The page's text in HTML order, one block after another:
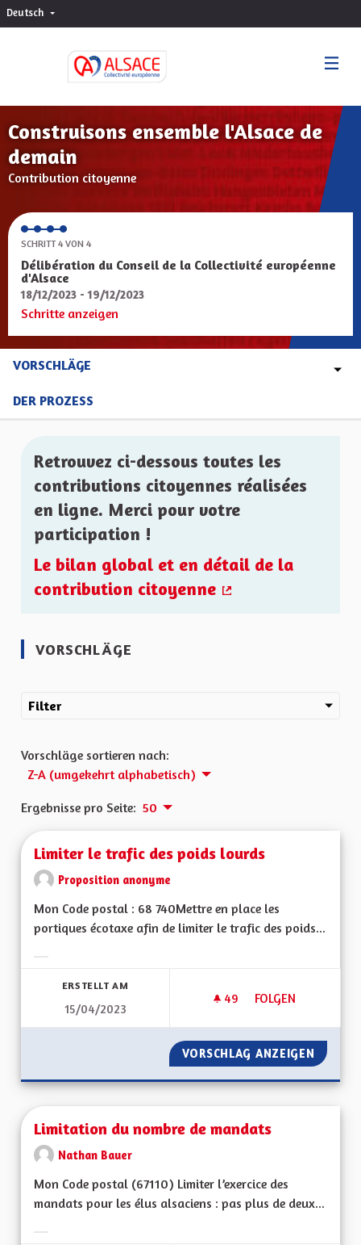
Deutsch Choisir la langue
Construisons ensemble l'Alsace de
demain
Contribution citoyenne
SCHRITT 4 VON 4
Délibération du Conseil de la Collectivité européenne
d'Alsace
18/12/2023 - 19/12/2023
Schritte anzeigen
VORSCHLÄGE
DER PROZESS
Retrouvez ci-dessous toutes les
contributions citoyennes réalisées
en ligne. Merci pour votre
participation !
Le bilan global et en détail de la
contribution citoyenne
VORSCHLÄGE
Filter
Vorschläge sortieren nach:
Z-A (umgekehrt alphabetisch)
Ergebnisse pro Seite: 50
Limiter le trafic des poids lourds
Proposition anonyme
Mon Code postal : 68 740Mettre en place les
portiques écotaxe afin de limiter le trafic des poids...
ERSTELLT AM
15/04/2023
49 49 FOLLOWER
FOLGEN
LIMITER LE TRAFIC
VORSCHLAG ANZEIGEN
Limitation du nombre de mandats
Nathan Bauer
Mon Code postal (67110) Limiter l’exercice des
mandats pour les élus alsaciens : pas plus de deux...